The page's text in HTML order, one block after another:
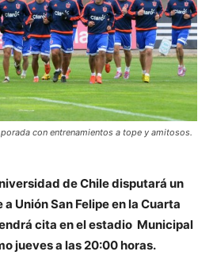
con entrenamientos a tope y amitosos.
de Chile disputará un
Unión San Felipe en la Cuarta
cita en el estadio Municipal
jueves a las 20:00 horas.